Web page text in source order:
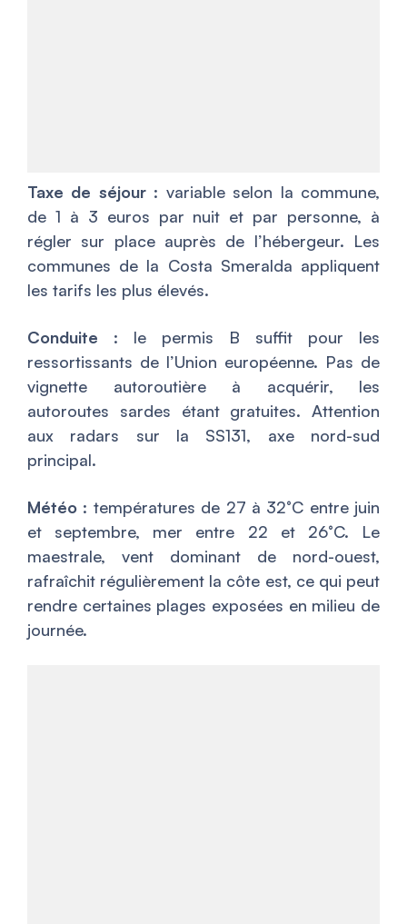
Taxe de séjour: variable selon la commune,
de 1 à 3 euros par nuit et par personne, à
régler sur place auprès de l’hébergeur. Les
communes de la Costa Smeralda appliquent
les tarifs les plus élevés.
Conduite : le permis B suffit pour les
ressortissants de l’Union européenne. Pas de
vignette autoroutière à acquérir, les
autoroutes sardes étant gratuites. Attention
aux radars sur la SS131, axe nord-sud
principal.
Météo : températures de 27 à 32°C entre juin
et septembre, mer entre 22 et 26°C. Le
maestrale, vent dominant de nord-ouest,
rafraîchit régulièrement la côte est, ce qui peut
rendre certaines plages exposées en milieu de
journée.